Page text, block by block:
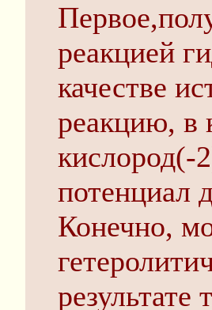
реакцией
качестве
реакцию, в
кислород(-
потенциал
Конечно,